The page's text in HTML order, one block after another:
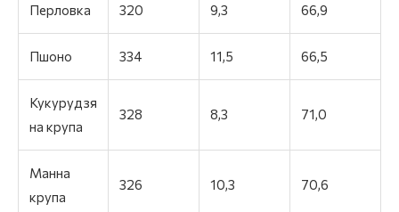
Перловка 320 9,3 66,9
Пшоно 334 11,5 66,5
Кукурудзя
на крупа
328 8,3 71,0
Манна
крупа
326 10,3 70,6